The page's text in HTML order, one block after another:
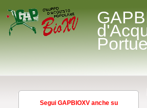
Segui GAPBIOXV anche su